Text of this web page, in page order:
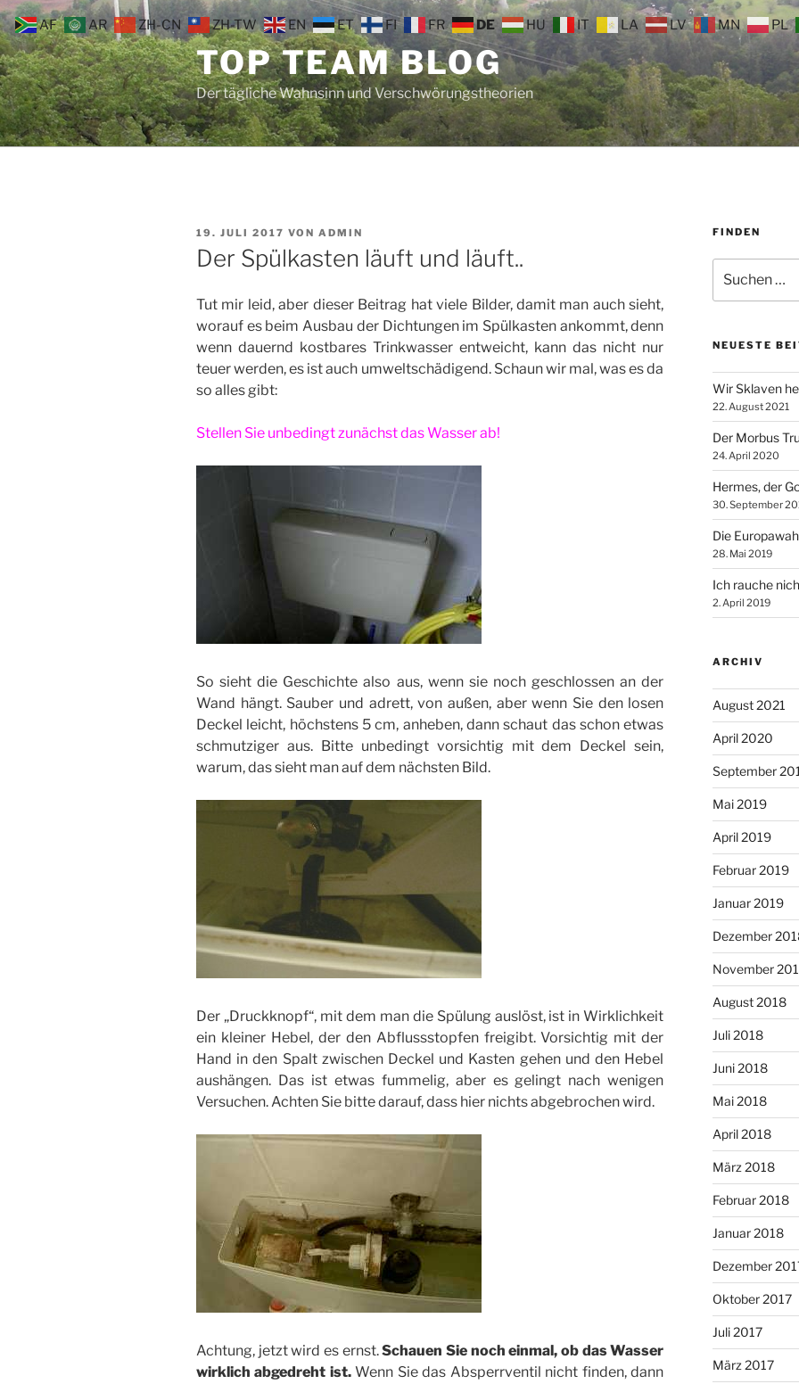
Zum
Inhalt
springen
TOP TEAM BLOG
Der tägliche Wahnsinn und Verschwörungstheorien
VERÖFFENTLICHT
AM
19. JULI 2017 VON ADMIN
Der Spülkasten läuft und läuft..
Tut mir leid, aber dieser Beitrag hat viele Bilder, damit man auch sieht,
worauf es beim Ausbau der Dichtungen im Spülkasten ankommt, denn
wenn dauernd kostbares Trinkwasser entweicht, kann das nicht nur
teuer werden, es ist auch umweltschädigend. Schaun wir mal, was es da
so alles gibt:
Stellen Sie unbedingt zunächst das Wasser ab!
So sieht die Geschichte also aus, wenn sie noch geschlossen an der
Wand hängt. Sauber und adrett, von außen, aber wenn Sie den losen
Deckel leicht, höchstens 5 cm, anheben, dann schaut das schon etwas
schmutziger aus. Bitte unbedingt vorsichtig mit dem Deckel sein,
warum, das sieht man auf dem nächsten Bild.
Der „Druckknopf“, mit dem man die Spülung auslöst, ist in Wirklichkeit
ein kleiner Hebel, der den Abflussstopfen freigibt. Vorsichtig mit der
Hand in den Spalt zwischen Deckel und Kasten gehen und den Hebel
aushängen. Das ist etwas fummelig, aber es gelingt nach wenigen
Versuchen. Achten Sie bitte darauf, dass hier nichts abgebrochen wird.
Achtung, jetzt wird es ernst.Schauen Sie noch einmal, ob das Wasser
wirklich abgedreht ist.Wenn Sie das Absperrventil nicht finden, dann
FINDEN
nach:
NEUESTE
Wir Sklaven
22. August 2021
Der Morbus
24. April 2020
Hermes, der
30. September
Die
28. Mai 2019
Ich rauche
2. April 2019
ARCHIV
August 2021
April 2020
September
Mai 2019
April 2019
Februar 2019
Januar 2019
Dezember
November
August 2018
Juli 2018
Juni 2018
Mai 2018
April 2018
März 2018
Februar 2018
Januar 2018
Dezember
Oktober 2017
Juli 2017
März 2017
AF AR ZH-CN ZH-TW EN ET FI FR DE HU IT LA LV MN PL